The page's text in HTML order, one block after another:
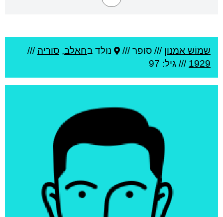
שמוֹש אמנון /// סופר /// נולד בחאלב, סוריה ///
1929 /// גיל: 97